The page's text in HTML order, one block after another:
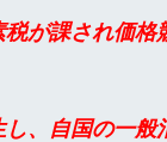
が課され価
、自国の一